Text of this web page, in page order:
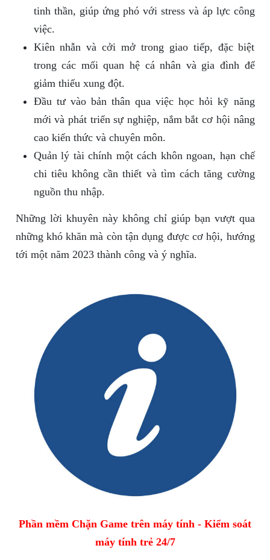
tinh thần, giúp ứng phó với stress và áp lực công
việc.
Kiên nhẫn và cởi mở trong giao tiếp, đặc biệt
trong các mối quan hệ cá nhân và gia đình để
giảm thiểu xung đột.
Đầu tư vào bản thân qua việc học hỏi kỹ năng
mới và phát triển sự nghiệp, nắm bắt cơ hội nâng
cao kiến thức và chuyên môn.
Quản lý tài chính một cách khôn ngoan, hạn chế
chi tiêu không cần thiết và tìm cách tăng cường
nguồn thu nhập.
Những lời khuyên này không chỉ giúp bạn vượt qua
những khó khăn mà còn tận dụng được cơ hội, hướng
tới một năm 2023 thành công và ý nghĩa.
Phần mềm Chặn Game trên máy tính - Kiểm soát
máy tính trẻ 24/7